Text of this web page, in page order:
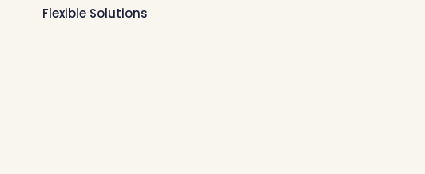
Flexible Solutions